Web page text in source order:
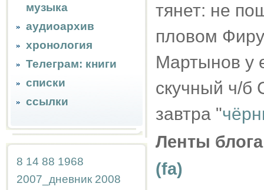
музыка
аудиоархив
хронология
Телеграм: книги
списки
ссылки
8 14 88 1968
2007_дневник 2008
тянет: не
пловом
Мартынов у
скучный ч/б
завтра "
Ленты
(fa)